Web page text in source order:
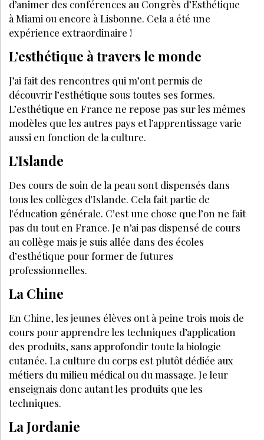
d’animer des conférences au Congrès d’Esthétique
à Miami ou encore à Lisbonne. Cela a été une
expérience extraordinaire !
L’esthétique à travers le monde
J’ai fait des rencontres qui m’ont permis de
découvrir l’esthétique sous toutes ses formes.
L’esthétique en France ne repose pas sur les mêmes
modèles que les autres pays et l’apprentissage varie
aussi en fonction de la culture.
L’Islande
Des cours de soin de la peau sont dispensés dans
tous les collèges d'Islande. Cela fait partie de
l'éducation générale. C’est une chose que l’on ne fait
pas du tout en France. Je n’ai pas dispensé de cours
au collège mais je suis allée dans des écoles
d’esthétique pour former de futures
professionnelles.
La Chine
En Chine, les jeunes élèves ont à peine trois mois de
cours pour apprendre les techniques d’application
des produits, sans approfondir toute la biologie
cutanée. La culture du corps est plutôt dédiée aux
métiers du milieu médical ou du massage. Je leur
enseignais donc autant les produits que les
techniques.
La Jordanie